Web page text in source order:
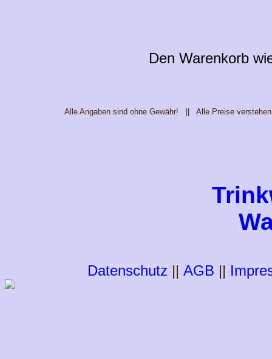
Den Warenkorb
Alle Angaben sind ohne Gewähr! || Alle Preise
Datenschutz || AGB ||